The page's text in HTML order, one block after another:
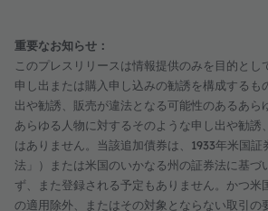
重要なお知らせ：
このプレスリリースは情報提供のみを目的とし
申し出または購入申し込みの勧誘を構成するも
出や勧誘、販売が違法となる可能性のあるあら
あらゆる人物に対するそのような申し出や勧誘
はありません。当該追加債券は、1933年米国証
法」）または米国のいかなる州の証券法に基づ
ず、また登録される予定もありません。かつ米
の適用除外、またはその対象とならない取引の